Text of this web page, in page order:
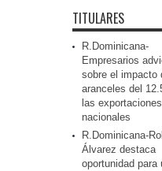
TITULARES
R.Dominicana-
Empresarios
sobre el impacto
aranceles del
las exportaciones
nacionales
R.Dominicana-
Álvarez destaca
oportunidad para